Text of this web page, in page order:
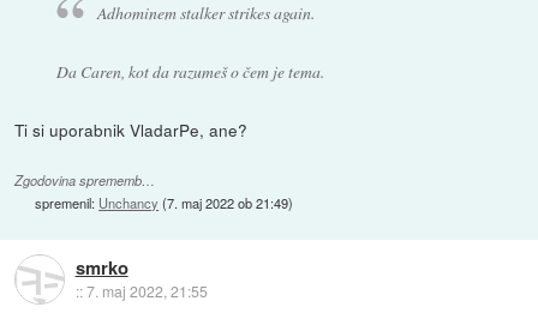
Adhominem stalker strikes again.
Da Caren, kot da razumeš o čem je tema.
Ti si uporabnik VladarPe, ane?
Zgodovina sprememb…
spremenil: Unchancy (7. maj 2022 ob 21:49)
smrko
::7. maj 2022, 21:55